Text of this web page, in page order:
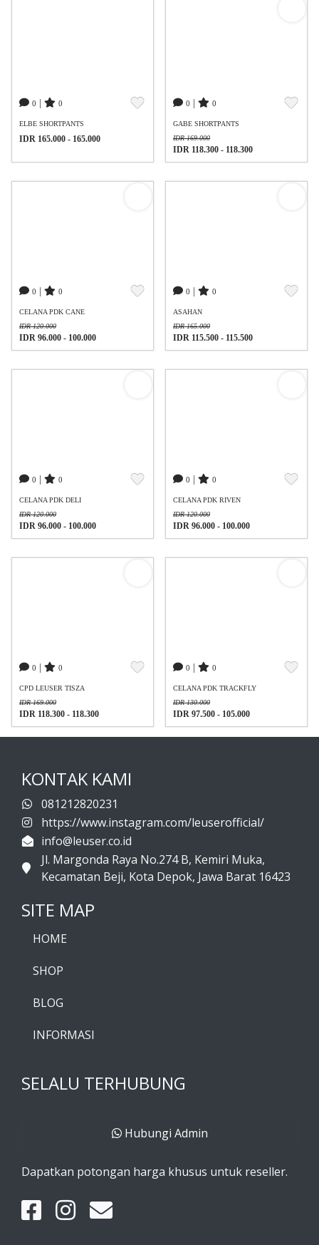
0 0
ELBE SHORTPANTS
IDR 165.000 - 165.000
0 0
GABE SHORTPANTS
IDR 169.000
IDR 118.300 - 118.300
0 0
CELANA PDK CANE
IDR 120.000
IDR 96.000 - 100.000
0 0
ASAHAN
IDR 165.000
IDR 115.500 - 115.500
0 0
CELANA PDK DELI
IDR 120.000
IDR 96.000 - 100.000
0 0
CELANA PDK RIVEN
IDR 120.000
IDR 96.000 - 100.000
0 0
CPD LEUSER TISZA
IDR 169.000
IDR 118.300 - 118.300
0 0
CELANA PDK TRACKFLY
IDR 130.000
IDR 97.500 - 105.000
KONTAK KAMI
081212820231
https://www.instagram.com/leuserofficial/
info@leuser.co.id
Jl. Margonda Raya No.274 B, Kemiri Muka,
Kecamatan Beji, Kota Depok, Jawa Barat 16423
SITE MAP
HOME
SHOP
BLOG
INFORMASI
SELALU TERHUBUNG
Hubungi Admin
Dapatkan potongan harga khusus untuk reseller.